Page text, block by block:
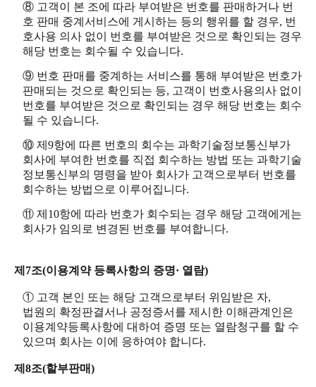
⑧ 고객이 본 조에 따라 부여받은 번호를 판매하거나 번
호 판매 중계서비스에 게시하는 등의 행위를 할 경우, 번
호사용 의사 없이 번호를 부여받은 것으로 확인되는 경우
해당 번호는 회수될 수 있습니다.
⑨ 번호 판매를 중계하는 서비스를 통해 부여받은 번호가
판매되는 것으로 확인되는 등, 고객이 번호사용의사 없이
번호를 부여받은 것으로 확인되는 경우 해당 번호는 회수
될 수 있습니다.
⑩ 제9항에 따른 번호의 회수는 과학기술정보통신부가
회사에 부여한 번호를 직접 회수하는 방법 또는 과학기술
정보통신부의 명령을 받아 회사가 고객으로부터 번호를
회수하는 방법으로 이루어집니다.
⑪ 제10항에 따라 번호가 회수되는 경우 해당 고객에게는
회사가 임의로 변경된 번호를 부여합니다.
제7조(이용계약 등록사항의 증명· 열람)
① 고객 본인 또는 해당 고객으로부터 위임받은 자,
법원의 확정판결서나 공정증서를 제시한 이해관계인은
이용계약등록사항에 대하여 증명 또는 열람청구를 할 수
있으며 회사는 이에 응하여야 합니다.
제8조(할부판매)